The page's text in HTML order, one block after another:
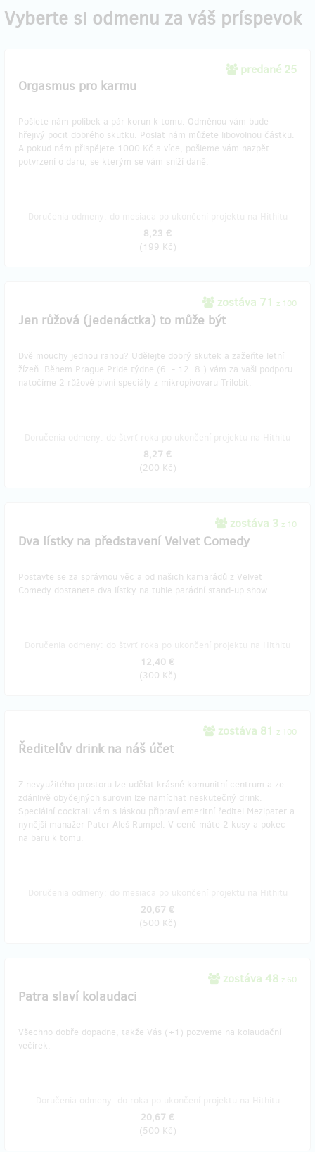
Vyberte si odmenu za váš príspevok
predané 25
Orgasmus pro karmu
Pošlete nám polibek a pár korun k tomu. Odměnou vám bude
hřejivý pocit dobrého skutku. Poslat nám můžete libovolnou částku.
A pokud nám přispějete 1000 Kč a více, pošleme vám nazpět
potvrzení o daru, se kterým se vám sníží daně.
8,23 €
(199 Kč)
zostáva 71 z 100
Jen růžová (jedenáctka) to může být
Dvě mouchy jednou ranou? Udělejte dobrý skutek a zažeňte letní
žízeň. Během Prague Pride týdne (6. - 12. 8.) vám za vaši podporu
natočíme 2 růžové pivní speciály z mikropivovaru Trilobit.
8,27 €
(200 Kč)
zostáva 3 z 10
Dva lístky na představení Velvet Comedy
Postavte se za správnou věc a od našich kamarádů z Velvet
Comedy dostanete dva lístky na tuhle parádní stand-up show.
12,40 €
(300 Kč)
zostáva 81 z 100
Ředitelův drink na náš účet
Z nevyužitého prostoru lze udělat krásné komunitní centrum a ze
zdánlivě obyčejných surovin lze namíchat neskutečný drink.
Speciální cocktail vám s láskou připraví emeritní ředitel Mezipater a
nynější manažer Pater Aleš Rumpel. V ceně máte 2 kusy a pokec
na baru k tomu.
20,67 €
(500 Kč)
zostáva 48 z 60
Patra slaví kolaudaci
Všechno dobře dopadne, takže Vás (+1) pozveme na kolaudační
večírek.
20,67 €
(500 Kč)